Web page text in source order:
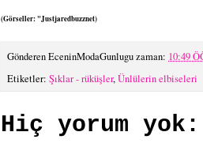
(Görseller: "Justjaredbuzznet)
GönderenEceninModaGunluguzaman: 10:49
Etiketler: Şıklar - rüküşler,Ünlülerin elbiseleri
Hiç yorum yok: